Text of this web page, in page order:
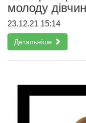
молоду
23.12.21 15:14
Детальніше